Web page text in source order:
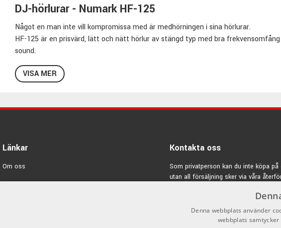
DJ-hörlurar - Numark HF-125
Något en man inte vill kompromissa med är medhörningen i sina hörlurar.
HF-125 är en prisvärd, lätt och nätt hörlur av stängd typ med bra
sound.
Den passar lika bra för discjockeyn som att användas till digitalpiano,
Du kan justera den vadderade bygeln så dom passar perfekt på huvudet och
Specifikationer:
Kabellängd:
VISA MER
Länkar
Om oss
Varumärken
Kontakta oss
Som privatperson kan du inte köpa på
utan all försäljning sker via våra
Denna webbplats använder
webbplats